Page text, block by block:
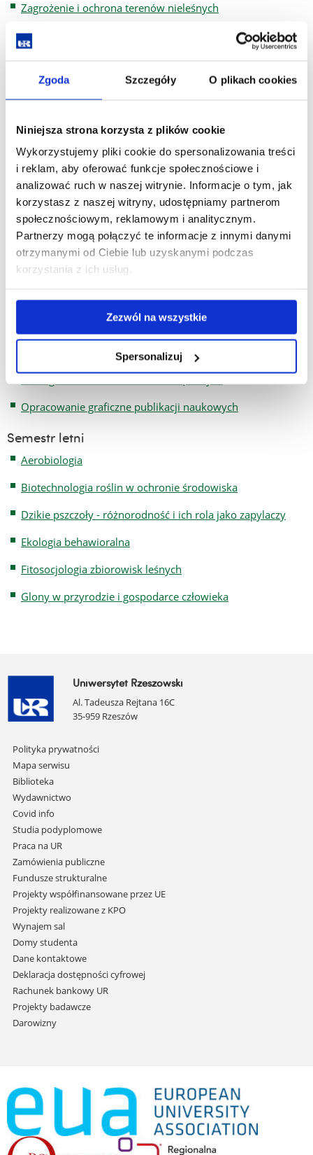
Zgoda Szczegóły O plikach cookies
Niniejsza strona korzysta z plików cookie
Wykorzystujemy pliki cookie do spersonalizowania treści
i reklam, aby oferować funkcje społecznościowe i
analizować ruch w naszej witrynie. Informacje o tym, jak
korzystasz z naszej witryny, udostępniamy partnerom
społecznościowym, reklamowym i analitycznym.
Partnerzy mogą połączyć te informacje z innymi danymi
otrzymanymi od Ciebie lub uzyskanymi podczas
korzystania z ich usług.
Zezwól na wszystkie
Spersonalizuj
Zagrożenie i ochrona terenów nieleśnych
Zarządzanie projektami z zakresu ochrony środowiska
Zasady sporządzania ocen oddziaływania na siedliska i
Środowiskowe uwarunkowania ochrony flory i zbiorowisk
roślinnych
PRZEDMIOTY DO WYBORU:
Semestr zimowy
Adaptacje zwierząt do środowiska
Energia odnawialna a środowisko przyrodnicze
lądowych
Inwazje w świecie roślin
Krótka historia wielkich przyrodników
Opracowanie graficzne publikacji naukowych
Semestr letni
Aerobiologia
Biotechnologia roślin w ochronie środowiska
Dzikie pszczoły - różnorodność i ich rola jako zapylaczy
Ekologia behawioralna
Fitosocjologia zbiorowisk leśnych
Glony w przyrodzie i gospodarce człowieka
Uniwersytet Rzeszowski
Al. Tadeusza Rejtana 16C
35-959 Rzeszów
Pomiń
nawigację
i
przejdź
do
treści
Polityka prywatności
Mapa serwisu
Biblioteka
Wydawnictwo
Covid info
Studia podyplomowe
Praca na UR
Zamówienia publiczne
Fundusze strukturalne
Projekty współfinansowane przez UE
Projekty realizowane z KPO
Wynajem sal
Domy studenta
Dane kontaktowe
Deklaracja dostępności cyfrowej
Rachunek bankowy UR
Projekty badawcze
Darowizny